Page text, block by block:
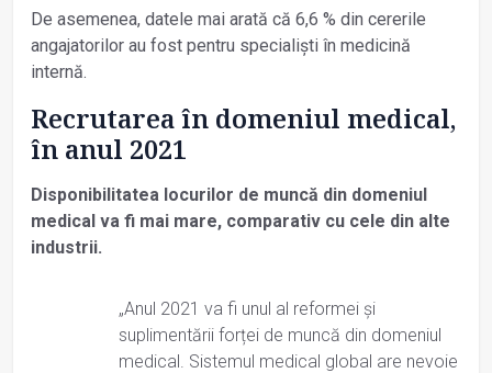
De asemenea, datele mai arată că 6,6 % din cererile
angajatorilor au fost pentru specialiști în medicină
internă.
Recrutarea în domeniul medical,
în anul 2021
Disponibilitatea locurilor de muncă din domeniul
medical va fi mai mare, comparativ cu cele din alte
industrii.
„Anul 2021 va fi unul al reformei și
suplimentării forței de muncă din domeniul
medical. Sistemul medical global are nevoie